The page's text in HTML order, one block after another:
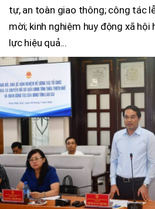
tự, an toàn giao thông; công tác
mời; kinh nghiệm huy động xã hội
lực hiệu quả...